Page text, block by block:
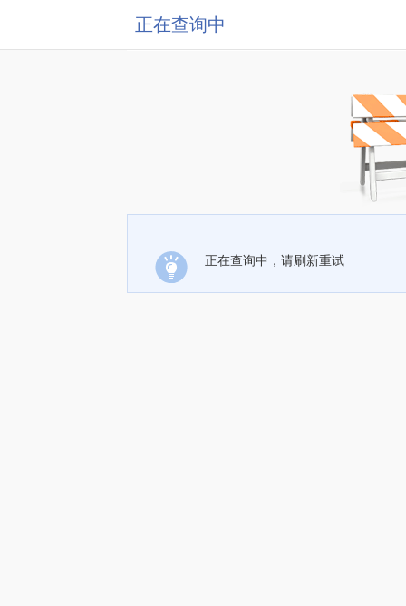
正在查询中
正在查询中，请刷新重试